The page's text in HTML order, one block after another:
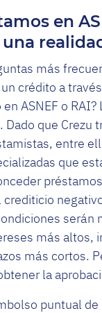
en
más
crédito a
ASNEF o RAI?
Dado que Crezu
entre
que
crediticio
serán
más altos,
más cortos.
la
puntual de